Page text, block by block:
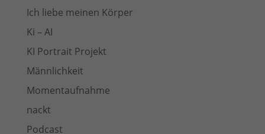
Ich liebe meinen Körper
Ki – AI
KI Portrait Projekt
Männlichkeit
Momentaufnahme
nackt
Podcast